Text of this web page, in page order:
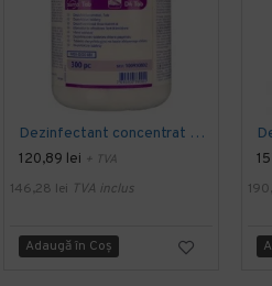
Dezinfectant concentrat pe baza de clor (cloramina), Suma Tab D4, Diversey, 300 tablete
120,89 lei + TVA
146,28 lei TVA inclus
Adaugă în Coş